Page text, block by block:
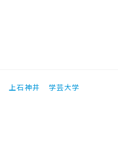
上石神井
学芸大学